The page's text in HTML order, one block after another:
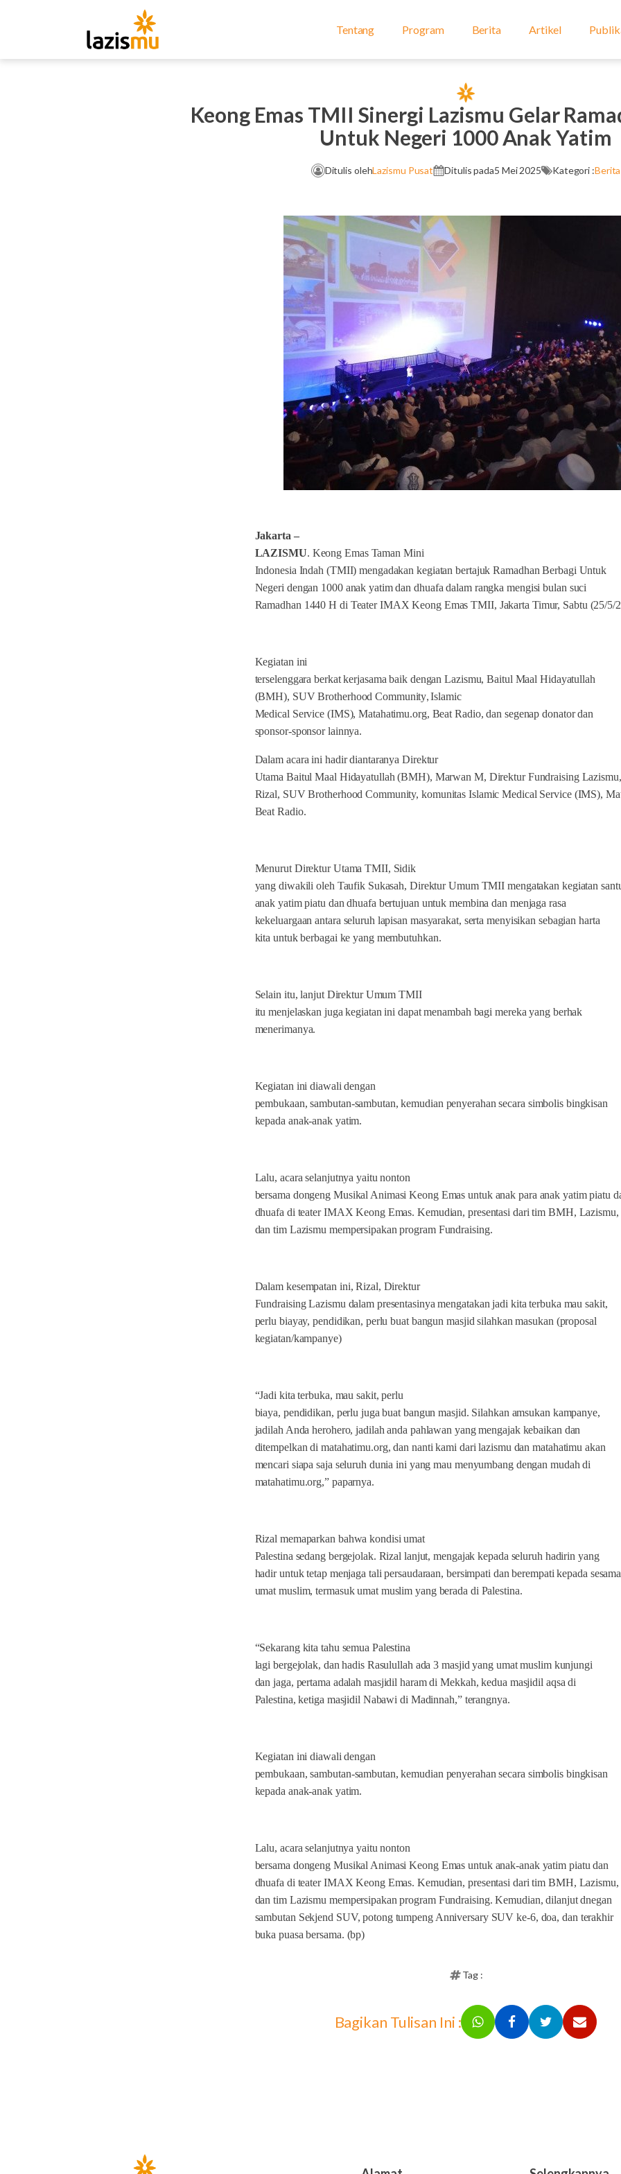
Tentang Program Berita Artikel
Keong Emas TMII Sinergi Lazismu Gelar
Untuk Negeri 1000 Anak Yatim
Ditulis olehLazismu Pusat Ditulis pada5 Mei 2025 Kategori :Berita
Jakarta –
LAZISMU. Keong Emas Taman Mini
Indonesia Indah (TMII) mengadakan kegiatan bertajuk Ramadhan Berbagi Untuk
Negeri dengan 1000 anak yatim dan dhuafa dalam rangka mengisi bulan suci
Ramadhan 1440 H di Teater IMAX Keong Emas TMII, Jakarta Timur, Sabtu (25/5/
Kegiatan ini
terselenggara berkat kerjasama baik dengan Lazismu, Baitul Maal Hidayatullah
(BMH), SUV Brotherhood Community,Islamic
Medical Service (IMS), Matahatimu.org, Beat Radio, dan segenap donator dan
sponsor-sponsor lainnya.
Dalam acara ini hadir diantaranya Direktur
Utama Baitul Maal Hidayatullah (BMH), Marwan M, Direktur Fundraising Lazismu,
Rizal, SUV Brotherhood Community, komunitas Islamic Medical Service (IMS),
Beat Radio.
Menurut Direktur Utama TMII, Sidik
yang diwakili oleh Taufik Sukasah, Direktur Umum TMII mengatakan kegiatan
anak yatim piatu dan dhuafa bertujuan untuk membina dan menjaga rasa
kekeluargaan antara seluruh lapisan masyarakat, serta menyisikan sebagian harta
kita untuk berbagai ke yang membutuhkan.
Selain itu, lanjut Direktur Umum TMII
itu menjelaskan juga kegiatan ini dapat menambah bagi mereka yang berhak
menerimanya.
Kegiatan ini diawali dengan
pembukaan, sambutan-sambutan, kemudian penyerahan secara simbolis bingkisan
kepada anak-anak yatim.
Lalu, acara selanjutnya yaitu nonton
bersama dongeng Musikal Animasi Keong Emas untuk anak para anak yatim piatu
dhuafa di teater IMAX Keong Emas. Kemudian, presentasi dari tim BMH, Lazismu,
dan tim Lazismu mempersipakan program Fundraising.
Dalam kesempatan ini, Rizal, Direktur
Fundraising Lazismu dalam presentasinya mengatakan jadi kita terbuka mau sakit,
perlu biayay, pendidikan, perlu buat bangun masjid silahkan masukan (proposal
kegiatan/kampanye)
“Jadi kita terbuka, mau sakit, perlu
biaya, pendidikan, perlu juga buat bangun masjid. Silahkan amsukan kampanye,
jadilah Anda herohero, jadilah anda pahlawan yang mengajak kebaikan dan
ditempelkan di matahatimu.org, dan nanti kami dari lazismu dan matahatimu akan
mencari siapa saja seluruh dunia ini yang mau menyumbang dengan mudah di
matahatimu.org,” paparnya.
Rizal memaparkan bahwa kondisi umat
Palestina sedang bergejolak. Rizal lanjut, mengajak kepada seluruh hadirin yang
hadir untuk tetap menjaga tali persaudaraan, bersimpati dan berempati kepada sesama
umat muslim, termasuk umat muslim yang berada di Palestina.
“Sekarang kita tahu semua Palestina
lagi bergejolak, dan hadis Rasulullah ada 3 masjid yang umat muslim kunjungi
dan jaga, pertama adalah masjidil haram di Mekkah, kedua masjidil aqsa di
Palestina, ketiga masjidil Nabawi di Madinnah,” terangnya.
Kegiatan ini diawali dengan
pembukaan, sambutan-sambutan, kemudian penyerahan secara simbolis bingkisan
kepada anak-anak yatim.
Lalu, acara selanjutnya yaitu nonton
bersama dongeng Musikal Animasi Keong Emas untuk anak-anak yatim piatu dan
dhuafa di teater IMAX Keong Emas. Kemudian, presentasi dari tim BMH, Lazismu,
dan tim Lazismu mempersipakan program Fundraising. Kemudian, dilanjut dnegan
sambutan Sekjend SUV, potong tumpeng Anniversary SUV ke-6, doa, dan terakhir
buka puasa bersama. (bp)
Tag :
Bagikan Tulisan Ini :